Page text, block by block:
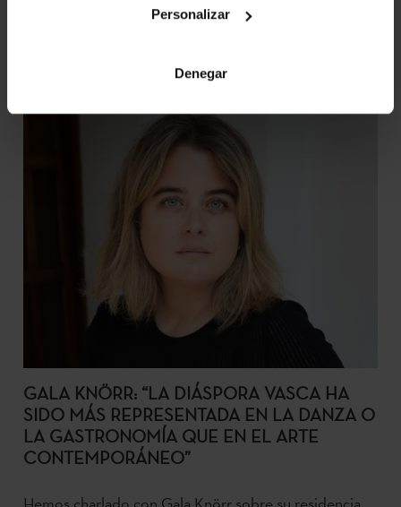
Personalizar
Denegar
GALA KNÖRR: “LA DIÁSPORA VASCA HA
SIDO MÁS REPRESENTADA EN LA DANZA O
LA GASTRONOMÍA QUE EN EL ARTE
CONTEMPORÁNEO”